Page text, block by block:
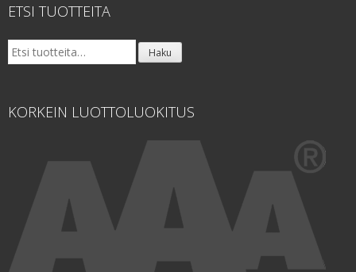
ETSI TUOTTEITA
Etsi: Haku
KORKEIN LUOTTOLUOKITUS